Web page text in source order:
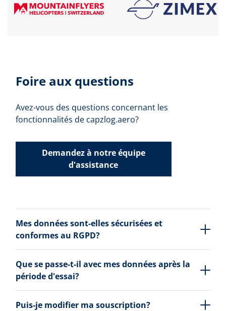
Foire aux questions
Avez-vous des questions concernant les
fonctionnalités de capzlog.aero?
Demandez à notre équipe
d'assistance
Mes données sont-elles sécurisées et
conformes au RGPD?
Que se passe-t-il avec mes données après la
période d'essai?
Puis-je modifier ma souscription?